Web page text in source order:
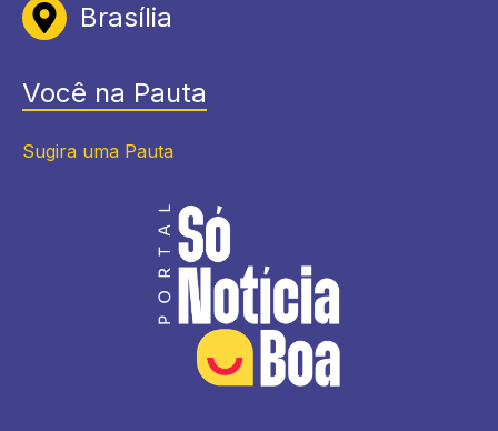
Brasília
Você na Pauta
Sugira uma Pauta